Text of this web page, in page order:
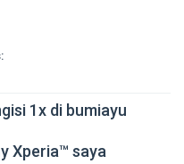
1x di bumiayu
Xperia™ saya